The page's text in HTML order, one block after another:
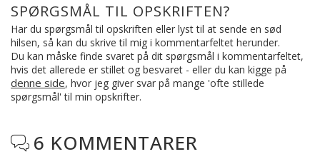
SPØRGSMÅL TIL OPSKRIFTEN?
Har du spørgsmål til opskriften eller lyst til at sende en sød
hilsen, så kan du skrive til mig i kommentarfeltet herunder.
Du kan måske finde svaret på dit spørgsmål i kommentarfeltet,
hvis det allerede er stillet og besvaret - eller du kan kigge på
denne side, hvor jeg giver svar på mange 'ofte stillede
spørgsmål' til min opskrifter.
 6 KOMMENTARER